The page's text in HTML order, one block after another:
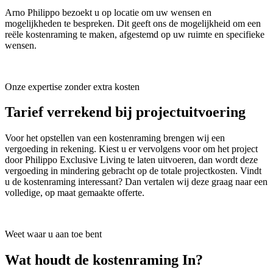
Arno Philippo bezoekt u op locatie om uw wensen en
mogelijkheden te bespreken. Dit geeft ons de mogelijkheid om een
reële kostenraming te maken, afgestemd op uw ruimte en specifieke
wensen.
Onze expertise zonder extra kosten
Tarief verrekend bij projectuitvoering
Voor het opstellen van een kostenraming brengen wij een
vergoeding in rekening. Kiest u er vervolgens voor om het project
door Philippo Exclusive Living te laten uitvoeren, dan wordt deze
vergoeding in mindering gebracht op de totale projectkosten. Vindt
u de kostenraming interessant? Dan vertalen wij deze graag naar een
volledige, op maat gemaakte offerte.
Weet waar u aan toe bent
Wat houdt de kostenraming In?